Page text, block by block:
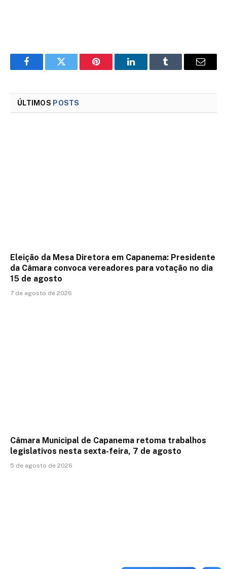
FacebookTwitter Pinterest LinkedInTumblr Email
ÚLTIMOS POSTS
Eleição da Mesa Diretora em Capanema: Presidente
da Câmara convoca vereadores para votação no dia
15 de agosto
7 de agosto de 2026
Câmara Municipal de Capanema retoma trabalhos
legislativos nesta sexta-feira, 7 de agosto
5 de agosto de 2026